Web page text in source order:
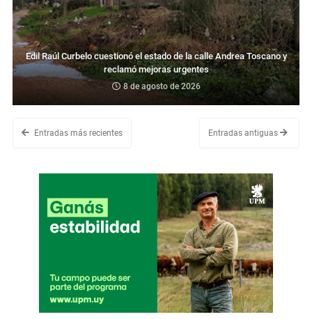
Edil Raúl Curbelo cuestionó el estado de la calle Andrea Toscano y
reclamó mejoras urgentes
8 de agosto de 2026
Entradas más recientes Entradas antiguas